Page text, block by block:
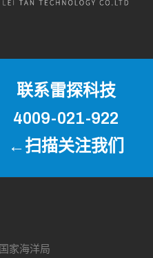
联系雷探科技
4009-021-922
←扫描关注我们
国家海洋局